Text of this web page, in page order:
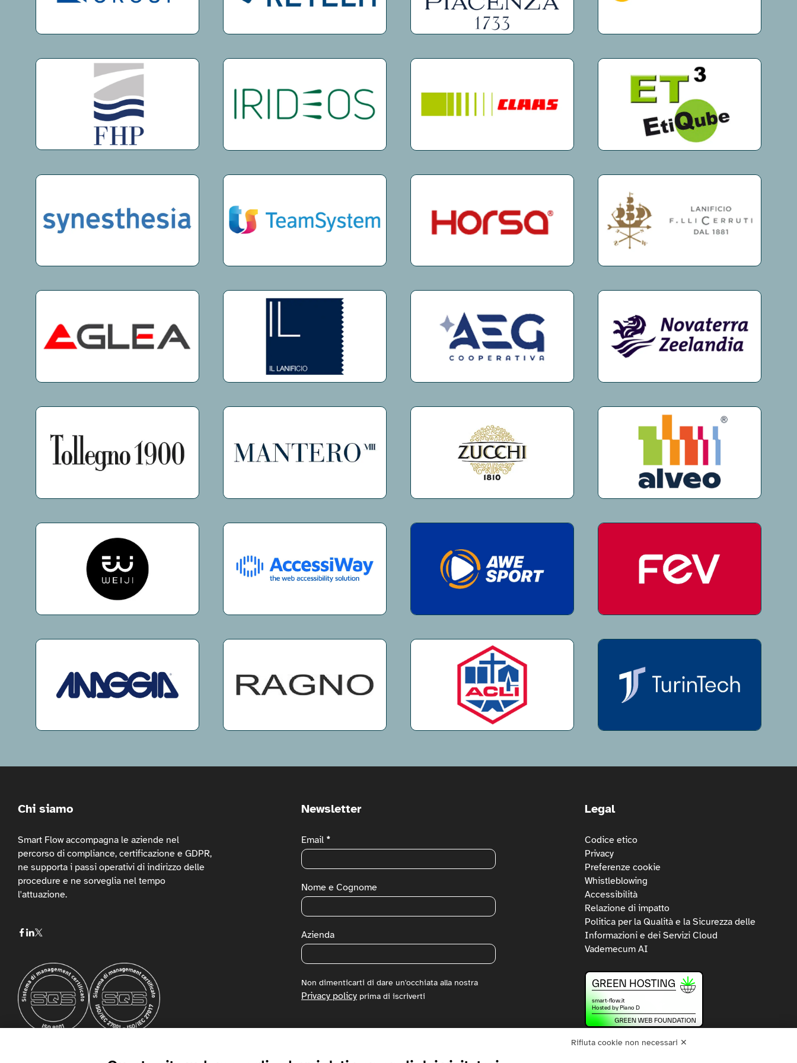
Chi siamo
Smart Flow accompagna le aziende nel
percorso di compliance, certificazione e GDPR,
ne supporta i passi operativi di indirizzo delle
procedure e ne sorveglia nel tempo
l'attuazione.
Newsletter
Newsletter
Email *
Nome e Cognome
Azienda
Non dimenticarti di dare un'occhiata alla nostra
Privacy policy prima di iscriverti
Legal
Codice etico
Privacy
Preferenze cookie
Whistleblowing
Accessibilità
Relazione di impatto
Politica per la Qualità e la Sicurezza delle
Informazioni e dei Servizi Cloud
Vademecum AI
Rifiuta cookie non necessari ✕